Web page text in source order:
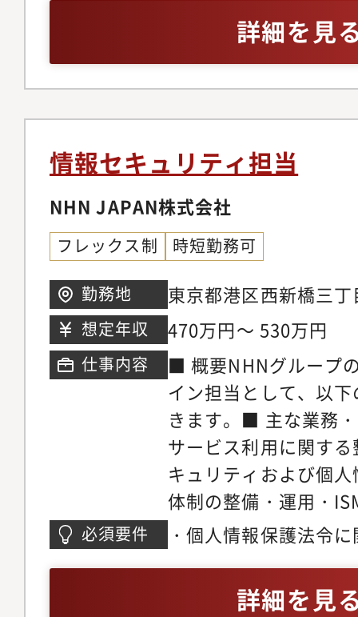
タイルも重視したキ
「新しい専門性を身
域に挑戦したい」「
関わりたい」そんな
募をお待ちしています
事業に係るリスク評
スク管理を通じて、
強化に努めています
ミュニケーションを
株式事業等、当社の
ること、およびリス
付けることができま
メント職による研修
スク管理態勢の強化
ないことはすぐに部
していく職場環境です
詳細を見
情報セキュリティ担当
NHN JAPAN株式会社
フレックス制 時短勤務可
勤務地
東京都港区西新橋三
エ
想定年収 470万円～ 530万円
仕事内容
■ 概要NHNグループ
イン担当として、以
きます。■ 主な業務
サービス利用に関す
キュリティおよび個
体制の整備・運用・
ク等の維持・運営対
必須要件
・個人情報保護法令
詳細を見